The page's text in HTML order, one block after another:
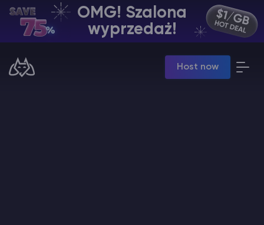
OMG! Szalona
wyprzedaż!
Host now
PL | USD
Manage your servers & payments